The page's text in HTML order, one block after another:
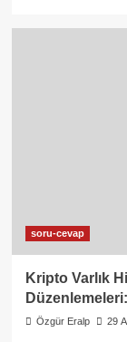
soru-cevap
Kripto Varlık
Özgür Eralp 29